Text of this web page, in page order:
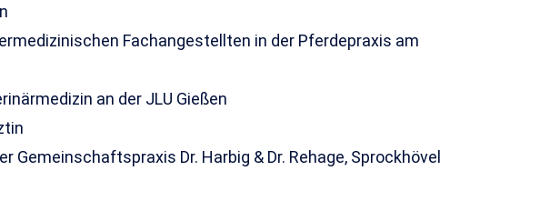
Fachangestellten in der Pferdepraxis am
an der JLU Gießen
Gemeinschaftspraxis Dr. Harbig & Dr. Rehage, Sprockhövel